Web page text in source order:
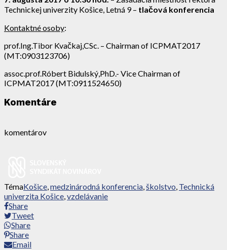
Technickej univerzity Košice, Letná 9 – tlačová konferencia
Kontaktné osoby:
prof.Ing.Tibor Kvačkaj,CSc. – Chairman of ICPMAT2017
(MT:0903123706)
assoc.prof.Róbert Bidulský,PhD.- Vice Chairman of
ICPMAT2017 (MT:0911524650)
Komentáre
komentárov
TémaKošice,medzinárodná konferencia,školstvo, Technická
univerzita Košice,vzdelávanie
Share
Tweet
Share
Share
Email